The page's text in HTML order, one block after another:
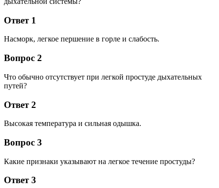
Ответ 1
Насморк, легкое першение в горле и слабость.
Вопрос 2
Что обычно отсутствует при легкой простуде дыхательных
путей?
Ответ 2
Высокая температура и сильная одышка.
Вопрос 3
Какие признаки указывают на легкое течение простуды?
Ответ 3